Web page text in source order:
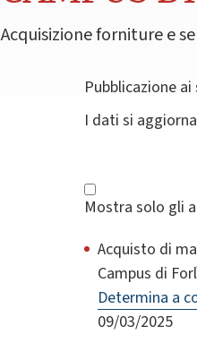
Acquisizione forniture e
Pubblicazione
I dati si
Mostra solo gli
Acquisto di
Campus di
Determina a
09/03/2025